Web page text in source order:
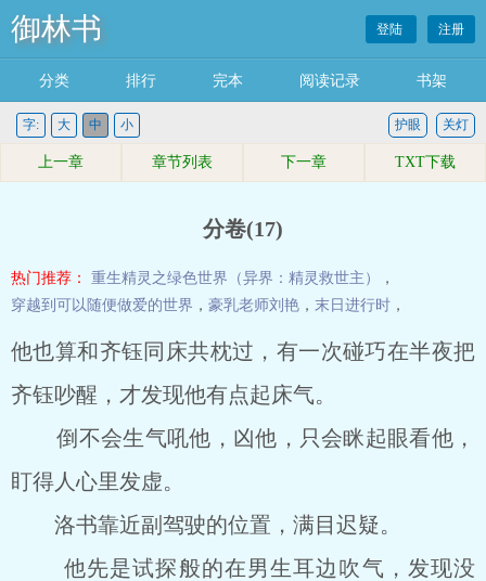
御林书 登陆 注册
分类 排行 完本 阅读记录 书架
字: 大 中 小 关灯
护眼
上一章 章节列表 下一章 TXT下载
分卷(17)
热门推荐： 重生精灵之绿色世界（异界：精灵救世主）
，
穿越到可以随便做爱的世界 ， 豪乳老师刘艳 ， 末日进行时 ，
他也算和齐钰同床共枕过，有一次碰巧在半夜把
齐钰吵醒，才发现他有点起床气。
倒不会生气吼他，凶他，只会眯起眼看他，
盯得人心里发虚。
洛书靠近副驾驶的位置，满目迟疑。
他先是试探般的在男生耳边吹气，发现没